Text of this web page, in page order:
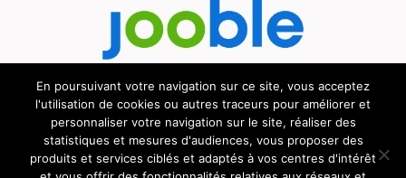
Découvrez le métier de la cuisine.
En poursuivant votre navigation sur ce site, vous acceptez
l'utilisation de cookies ou autres traceurs pour améliorer et
personnaliser votre navigation sur le site, réaliser des
statistiques et mesures d'audiences, vous proposer des
produits et services ciblés et adaptés à vos centres d'intérêt